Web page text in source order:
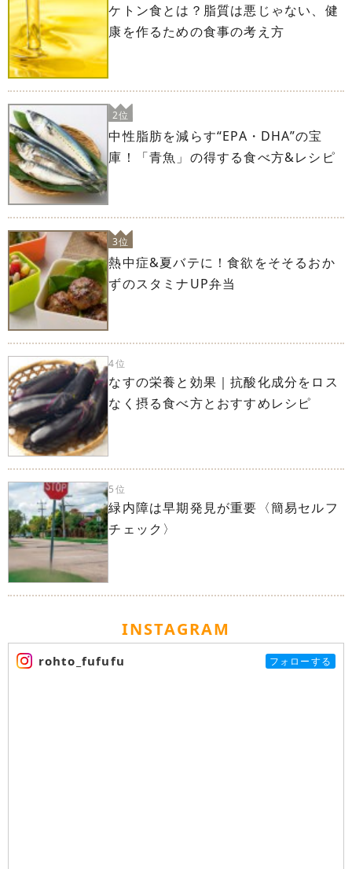
ケトン食とは？脂質は悪じゃない、健
康を作るための食事の考え方
2位
中性脂肪を減らす“EPA・DHA”の宝
庫！「青魚」の得する食べ方&レシピ
3位
熱中症&夏バテに！食欲をそそるおか
ずのスタミナUP弁当
4位
なすの栄養と効果｜抗酸化成分をロス
なく摂る食べ方とおすすめレシピ
5位
緑内障は早期発見が重要〈簡易セルフ
チェック〉
INSTAGRAM
rohto_fufufu フォローする